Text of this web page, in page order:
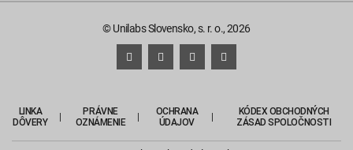
© Unilabs Slovensko, s. r. o., 2026
LINKA
DÔVERY
PRÁVNE
OZNÁMENIE
OCHRANA
ÚDAJOV
KÓDEX OBCHODNÝCH
ZÁSAD SPOLOČNOSTI